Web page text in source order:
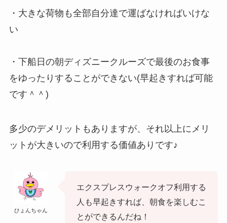
・大きな荷物も全部自分達で運ばなければいけな
い
・下船日の朝ディズニークルーズで最後のお食事
をゆったりすることができない(早起きすれば可能
です＾＾)
多少のデメリットもありますが、それ以上にメリ
ットが大きいので利用する価値ありです♪
ひょんちゃん
エクスプレスウォークオフ利用する
人も早起きすれば、朝食を楽しむこ
とができるんだね！